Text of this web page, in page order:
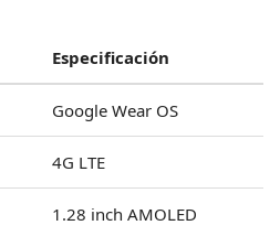
Especificación
Google Wear OS
4G LTE
1.28 inch AMOLED